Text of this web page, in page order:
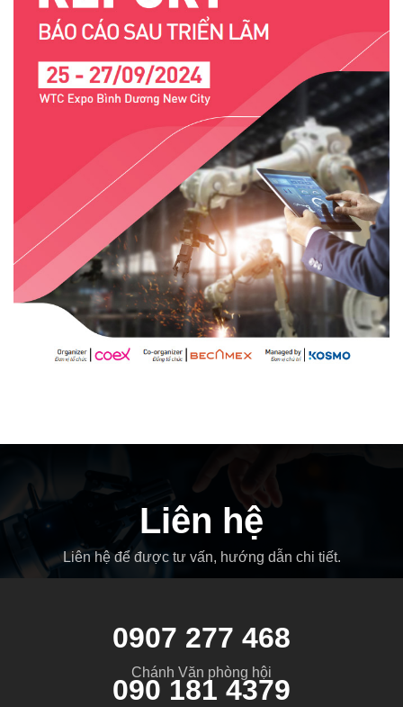
Liên hệ
Liên hệ để được tư vấn, hướng dẫn chi tiết.
0907 277 468
Chánh Văn phòng hội
090 181 4379